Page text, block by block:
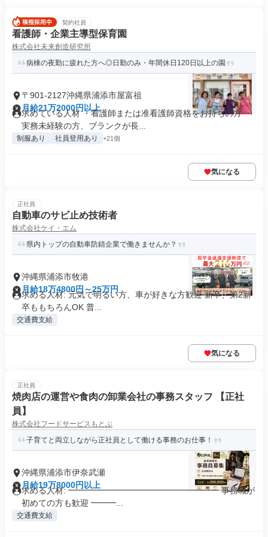
契約社員
看護師・企業主導型保育園
株式会社未来創造研究所
病棟の夜勤に疲れた方へ◎日勤のみ・年間休日120日以上の園
〒901-2127沖縄県浦添市屋富祖
月給21万2000円以上
求めている人材 ・看護師または准看護師資格をお持ちの方 ・
実務未経験の方、ブランクが長...
制服あり 社員登用あり +21個
気になる
正社員
自動車のサビ止め技術者
株式会社ケイ・エム
県内トップの自動車防錆企業で働きませんか？
沖縄県浦添市牧港
月給18万4800円～25万円
求める人材: 元気で明るい方、車が好きな方歓迎 新卒、第2新
卒ももちろんOK 普...
交通費支給
気になる
正社員
焼肉店の運営や食肉の卸業会社の事務スタッフ 【正社
員】
株式会社フードサービスもとぶ
子育てと両立しながら正社員として働ける事務のお仕事！
沖縄県浦添市伊奈武瀬
月給19万8000円以上
求める人材: ━━━━━━━━━━━━━━━━━━ 事務職が
初めての方も歓迎 ━━━...
交通費支給